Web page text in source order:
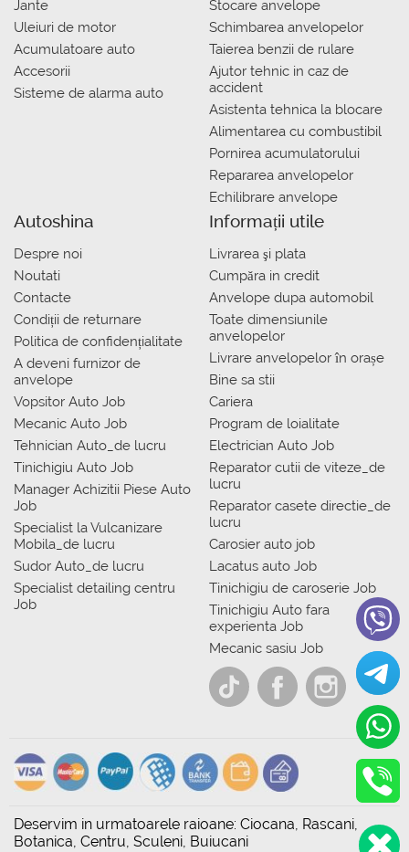
Jante
Uleiuri de motor
Acumulatoare auto
Accesorii
Sisteme de alarma auto
Stocare anvelope
Schimbarea anvelopelor
Taierea benzii de rulare
Ajutor tehnic in caz de
accident
Asistenta tehnica la blocare
Alimentarea cu combustibil
Pornirea acumulatorului
Repararea anvelopelor
Echilibrare anvelope
Autoshina
Despre noi
Noutati
Contacte
Condiții de returnare
Politica de confidențialitate
A deveni furnizor de
anvelope
Vopsitor Auto Job
Mecanic Auto Job
Tehnician Auto_de lucru
Tinichigiu Auto Job
Manager Achizitii Piese Auto
Job
Specialist la Vulcanizare
Mobila_de lucru
Sudor Auto_de lucru
Specialist detailing centru
Job
Informații utile
Livrarea şi plata
Сumpăra in credit
Anvelope dupa automobil
Toate dimensiunile
anvelopelor
Livrare anvelopelor în orașe
Bine sa stii
Cariera
Program de loialitate
Electrician Auto Job
Reparator cutii de viteze_de
lucru
Reparator casete directie_de
lucru
Carosier auto job
Lacatus auto Job
Tinichigiu de caroserie Job
Tinichigiu Auto fara
experienta Job
Mecanic sasiu Job
Deservim in urmatoarele raioane: Ciocana, Rascani,
Botanica, Centru, Sculeni, Buiucani